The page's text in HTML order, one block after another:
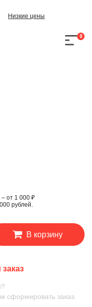
Низкие цены
0
от 1 000 ₽
рублей.
В корзину
заказ.